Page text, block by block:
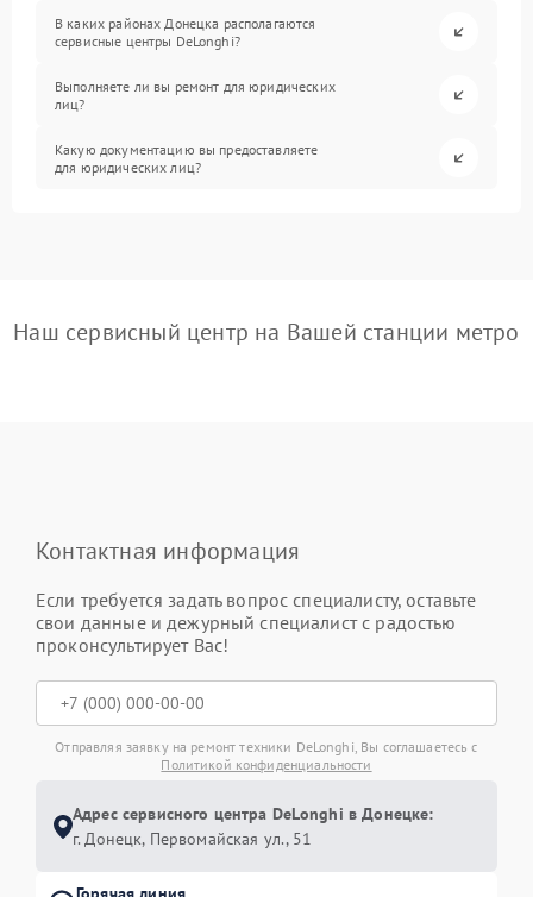
В каких районах Донецка располагаются
сервисные центры DeLonghi?
Выполняете ли вы ремонт для юридических
лиц?
Какую документацию вы предоставляете
для юридических лиц?
Наш сервисный центр на Вашей станции метро
Контактная информация
Если требуется задать вопрос специалисту, оставьте
свои данные и дежурный специалист с радостью
проконсультирует Вас!
Отправляя заявку на ремонт техники DeLonghi, Вы соглашаетесь с
Политикой конфиденциальности
Адрес сервисного центра DeLonghi в Донецке:
г. Донецк, Первомайская ул., 51